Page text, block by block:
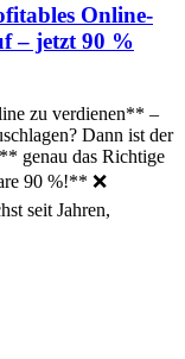
Online-
– jetzt 90 %
zu verdienen** –
Dann ist der
genau das Richtige
90 %!** ❌
seit Jahren,